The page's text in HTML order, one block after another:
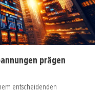
prägen
entscheidenden